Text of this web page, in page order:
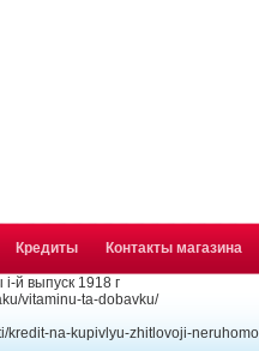
Кредиты Контакты магазина
i-й выпуск 1918 г
vitaminu-ta-dobavku/
kredit-na-kupivlyu-zhitlovoji-